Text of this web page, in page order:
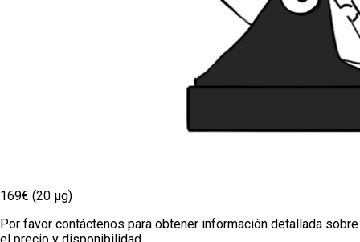
169€ (20 µg)
Por favor contáctenos para obtener información detallada sobre